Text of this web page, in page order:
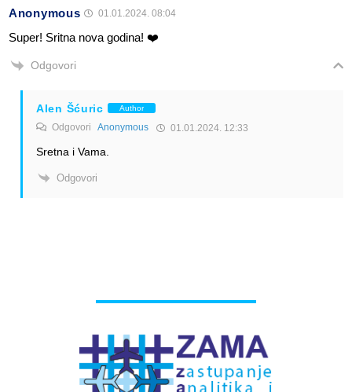
Anonymous 01.01.2024. 08:04
Super! Sritna nova godina! ❤️
Odgovori
Alen Šćuric Author
Odgovori Anonymous 01.01.2024. 12:33
Sretna i Vama.
Odgovori